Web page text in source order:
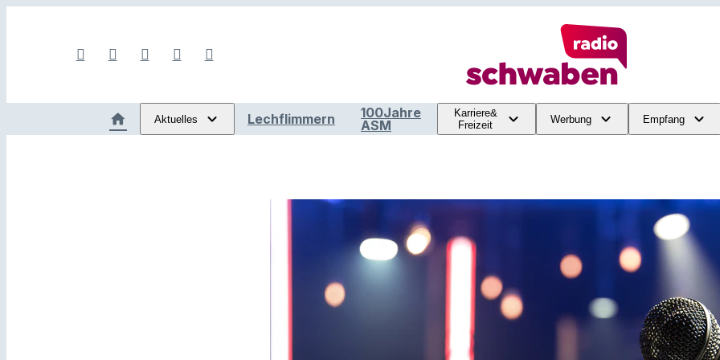
Aktuelles Lechflimmern
100Jahre
ASM
Karriere&
Freizeit
Werbung Empfang